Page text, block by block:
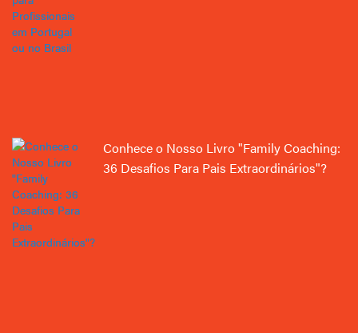
Conhece o Nosso Livro "Family Coaching:
36 Desafios Para Pais Extraordinários"?